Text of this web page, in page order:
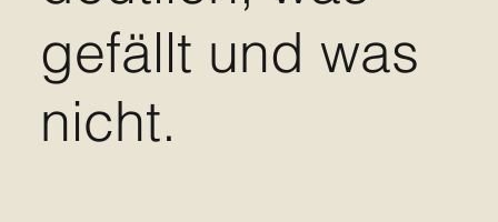
gefällt und was
nicht.